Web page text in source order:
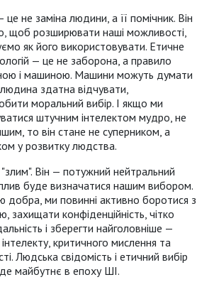
не заміна людини, а її помічник. Він
щоб розширювати наші можливості,
як його використовувати. Етичне
— це не заборона, а правило
і машиною. Машини можуть думати
здатна відчувати,
моральний вибір. І якщо ми
штучним інтелектом мудро, не
то він стане не суперником, а
у розвитку людства.
Він — потужний нейтральний
буде визначатися нашим вибором.
ми повинні активно боротися з
захищати конфіденційність, чітко
і зберегти найголовніше —
критичного мислення та
Людська свідомість і етичний вибір
майбутнє в епоху ШІ.